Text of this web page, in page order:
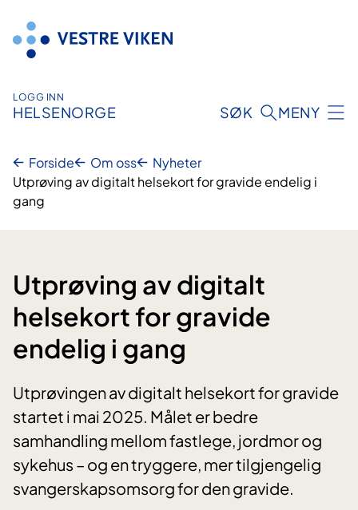
innhold
LOGG INN
HELSENORGE SØK MENY
Forside Om oss
Nyheter
Utprøving av digitalt helsekort for gravide endelig i
gang
Utprøving av digitalt
helsekort for gravide
endelig i gang
Utprøvingen av digitalt helsekort for gravide
startet i mai 2025. Målet er bedre
samhandling mellom fastlege, jordmor og
sykehus – og en tryggere, mer tilgjengelig
svangerskapsomsorg for den gravide.